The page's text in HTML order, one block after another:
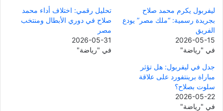
ليفربول يكرم محمد صلاح
بجريدة رسمية: “ملك مصر” يودع
الفريق
2026-05-15
في "رياضة"
تحليل رقمي: اختلاف أداء محمد
صلاح في دوري الأبطال ومنتخب
مصر
2026-05-31
في "رياضة"
جدل في ليفربول: هل تؤثر
مباراة برينتفورد على علاقة
سلوت بصلاح؟
2026-05-22
في "رياضة"